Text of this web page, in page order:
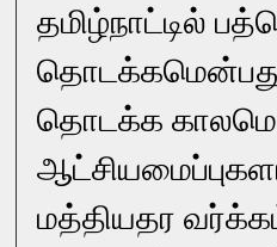
தமிழ்நாட்டில்
தொடக்கமென்பது
தொடக்க
மத்தியதர வர்க்கம்